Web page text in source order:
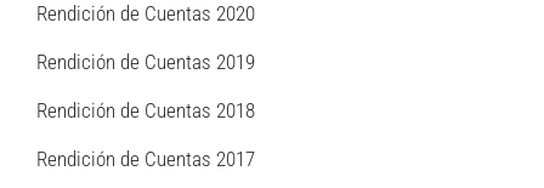
Rendición de Cuentas 2020
Rendición de Cuentas 2019
Rendición de Cuentas 2018
Rendición de Cuentas 2017